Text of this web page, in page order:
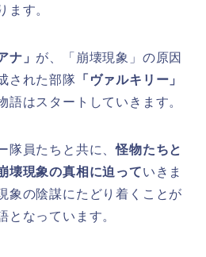
ます。
ナ」 が、「崩壊現象」の原因
された部隊 「ヴァルキリー」
語はスタートしていきます。
隊員たちと共に、怪物たちと
壊現象の真相に迫っていきま
象の陰謀にたどり着くことが
となっています。